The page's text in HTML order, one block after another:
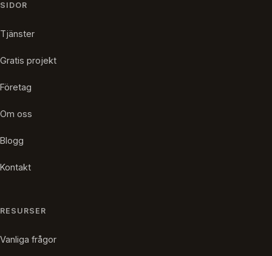
SIDOR
Tjänster
Gratis projekt
Företag
Om oss
Blogg
Kontakt
RESURSER
Vanliga frågor